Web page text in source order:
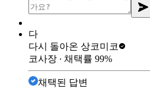
다
다시 돌아온 상코미코
코사장 ∙ 채택률 99%
채택된 답변